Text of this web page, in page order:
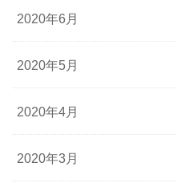
2020年6月
2020年5月
2020年4月
2020年3月